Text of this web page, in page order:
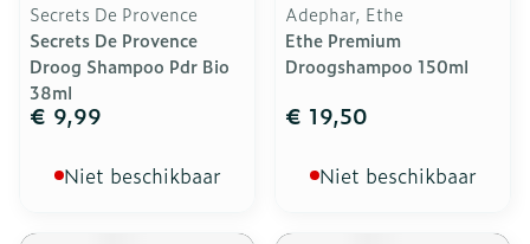
Secrets De Provence
Secrets De Provence
Droog Shampoo Pdr Bio
38ml
€ 9,99
Niet beschikbaar
Adephar, Ethe
Ethe Premium
Droogshampoo 150ml
€ 19,50
Niet beschikbaar